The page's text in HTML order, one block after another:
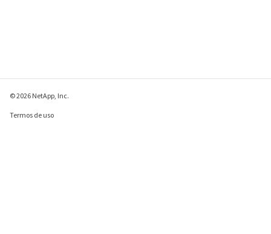
© 2026 NetApp, Inc.
Termos de uso